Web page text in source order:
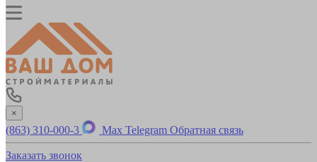
×
(863) 310-000-3 Max Telegram Обратная связь
Заказать звонок